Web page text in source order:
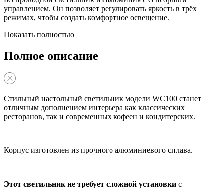
управлением. Он позволяет регулировать яркость в трёх
режимах, чтобы создать комфортное освещение.
Показать полностью
Полное описание
Стильный настольный светильник модели WC100 станет
отличным дополнением интерьера как классических
ресторанов, так и современных кофеен и кондитерских.
Корпус изготовлен из прочного алюминиевого сплава.
Этот светильник не требует сложной установки с